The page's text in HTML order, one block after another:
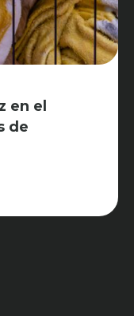
en el
de